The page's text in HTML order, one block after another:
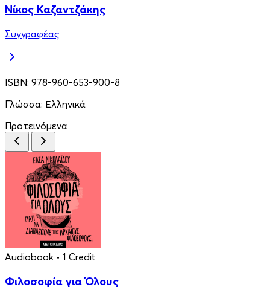
Νίκος Καζαντζάκης
Συγγραφέας
ISBN: 978-960-653-900-8
Γλώσσα: Ελληνικά
Προτεινόμενα
Audiobook • 1 Credit
Φιλοσοφία για Όλους